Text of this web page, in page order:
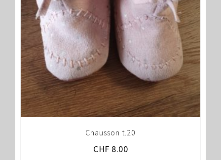
Chausson t.20
CHF 8.00